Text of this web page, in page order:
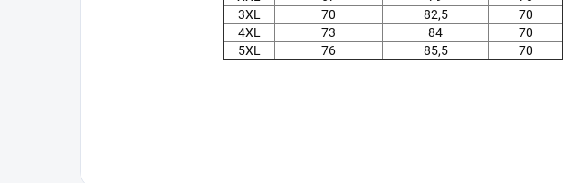
3XL
70 82,5
70
4XL
73 84
70
5XL
76 85,5 70